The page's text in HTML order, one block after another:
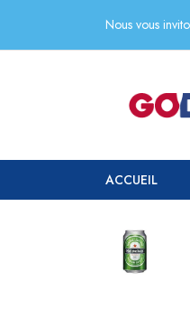
Nous vous
ACCUEIL